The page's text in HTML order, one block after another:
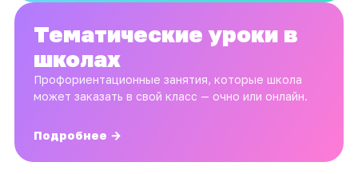
Тематические уроки в
школах
Профориентационные занятия, которые школа
может заказать в свой класс — очно или онлайн.
Подробнее →